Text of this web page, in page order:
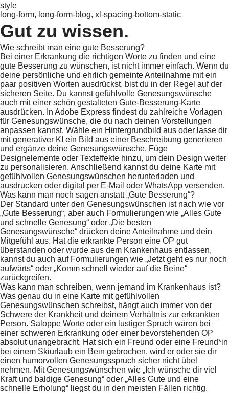
style
long-form, long-form-blog, xl-spacing-bottom-static
Gut zu wissen.
Wie schreibt man eine gute Besserung?
Bei einer Erkrankung die richtigen Worte zu finden und eine
gute Besserung zu wünschen, ist nicht immer einfach. Wenn du
deine persönliche und ehrlich gemeinte Anteilnahme mit ein
paar positiven Worten ausdrückst, bist du in der Regel auf der
sicheren Seite. Du kannst gefühlvolle Genesungswünsche
auch mit einer schön gestalteten Gute-Besserung-Karte
ausdrücken. In Adobe Express findest du zahlreiche Vorlagen
für Genesungswünsche, die du nach deinen Vorstellungen
anpassen kannst. Wähle ein Hintergrundbild aus oder lasse dir
mit generativer KI ein Bild aus einer Beschreibung generieren
und ergänze deine Genesungswünsche. Füge
Designelemente oder Texteffekte hinzu, um dein Design weiter
zu personalisieren. Anschließend kannst du deine Karte mit
gefühlvollen Genesungswünschen herunterladen und
ausdrucken oder digital per E-Mail oder WhatsApp versenden.
Was kann man noch sagen anstatt „Gute Besserung“?
Der Standard unter den Genesungswünschen ist nach wie vor
„Gute Besserung“, aber auch Formulierungen wie „Alles Gute
und schnelle Genesung“ oder „Die besten
Genesungswünsche“ drücken deine Anteilnahme und dein
Mitgefühl aus. Hat die erkrankte Person eine OP gut
überstanden oder wurde aus dem Krankenhaus entlassen,
kannst du auch auf Formulierungen wie „Jetzt geht es nur noch
aufwärts“ oder „Komm schnell wieder auf die Beine“
zurückgreifen.
Was kann man schreiben, wenn jemand im Krankenhaus ist?
Was genau du in eine Karte mit gefühlvollen
Genesungswünschen schreibst, hängt auch immer von der
Schwere der Krankheit und deinem Verhältnis zur erkrankten
Person. Saloppe Worte oder ein lustiger Spruch wären bei
einer schweren Erkrankung oder einer bevorstehenden OP
absolut unangebracht. Hat sich ein Freund oder eine Freund*in
bei einem Skiurlaub ein Bein gebrochen, wird er oder sie dir
einen humorvollen Genesungsspruch sicher nicht übel
nehmen. Mit Genesungswünschen wie „Ich wünsche dir viel
Kraft und baldige Genesung“ oder „Alles Gute und eine
schnelle Erholung“ liegst du in den meisten Fällen richtig.